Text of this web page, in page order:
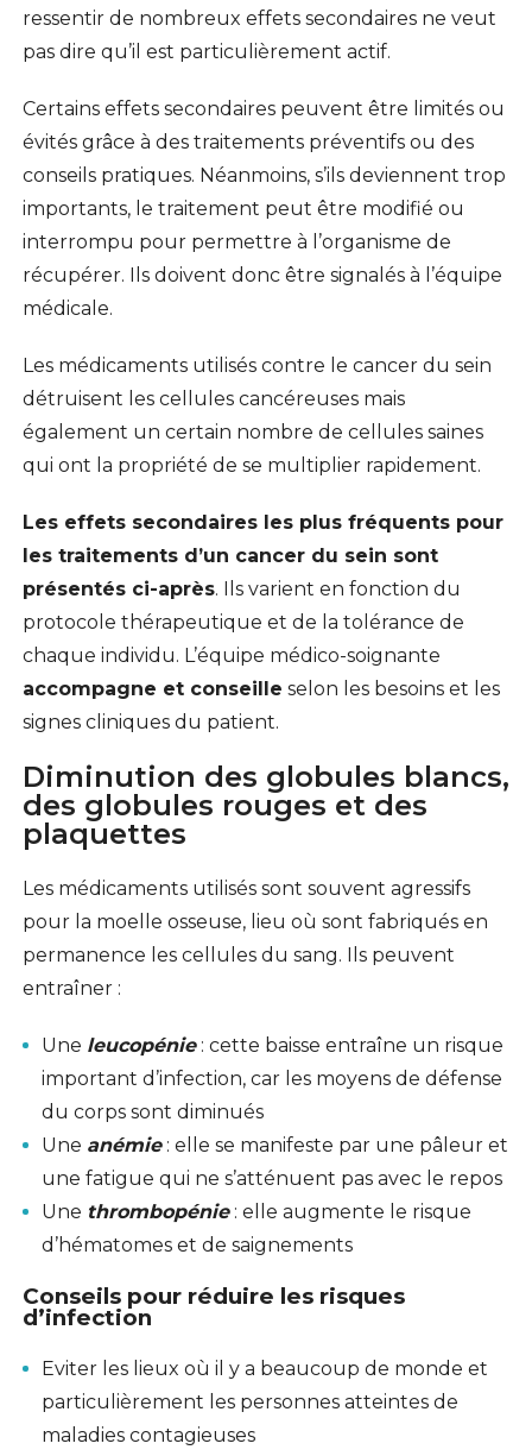
ressentir de nombreux effets secondaires ne veut
pas dire qu’il est particulièrement actif.
Certains effets secondaires peuvent être limités ou
évités grâce à des traitements préventifs ou des
conseils pratiques. Néanmoins, s’ils deviennent trop
importants, le traitement peut être modifié ou
interrompu pour permettre à l’organisme de
récupérer. Ils doivent donc être signalés à l’équipe
médicale.
Les médicaments utilisés contre le cancer du sein
détruisent les cellules cancéreuses mais
également un certain nombre de cellules saines
qui ont la propriété de se multiplier rapidement.
Les effets secondaires les plus fréquents pour
les traitements d’un cancer du sein sont
présentés ci-après. Ils varient en fonction du
protocole thérapeutique et de la tolérance de
chaque individu. L’équipe médico-soignante
accompagne et conseille selon les besoins et les
signes cliniques du patient.
Diminution des globules blancs,
des globules rouges et des
plaquettes
Les médicaments utilisés sont souvent agressifs
pour la moelle osseuse, lieu où sont fabriqués en
permanence les cellules du sang. Ils peuvent
entraîner :
Une leucopénie: cette baisse entraîne un risque
important d’infection, car les moyens de défense
du corps sont diminués
Une anémie: elle se manifeste par une pâleur et
une fatigue qui ne s’atténuent pas avec le repos
Une thrombopénie: elle augmente le risque
d’hématomes et de saignements
Conseils pour réduire les risques
d’infection
Eviter les lieux où il y a beaucoup de monde et
particulièrement les personnes atteintes de
maladies contagieuses